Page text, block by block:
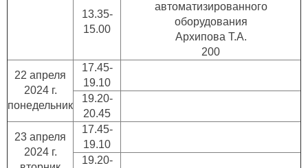
13.35-
15.00
автоматизированного
оборудования
Архипова Т.А.
200
22 апреля
2024 г.
понедельник
17.45-
19.10
19.20-
20.45
23 апреля
2024 г.
17.45-
19.10
19.20-